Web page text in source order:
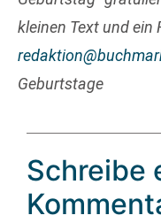
kleinen Text und
Geburtstage
Schreibe